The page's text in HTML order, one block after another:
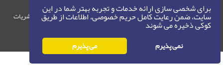
برای شخصی سازی ارائه خدمات و تجربه بهتر شما در این
سایت، ضمن رعایت کامل حریم خصوصی، اطلاعات از طریق
کوکی ذخیره می شوند
نمی پذیرم می پذیرم
حقوق این وب‌سایت متعلق به سامانه مدیریت نشریات
حق نشر 1405-1396